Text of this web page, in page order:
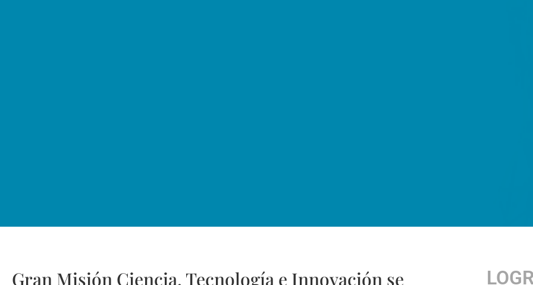
Gran Misión Ciencia, Tecnología e Innovación se